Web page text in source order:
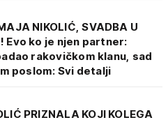
NIKOLIĆ, SVADBA U
Evo ko je njen partner:
rakovičkom klanu, sad
poslom: Svi detalji
PRIZNALA KOJI KOLEGA